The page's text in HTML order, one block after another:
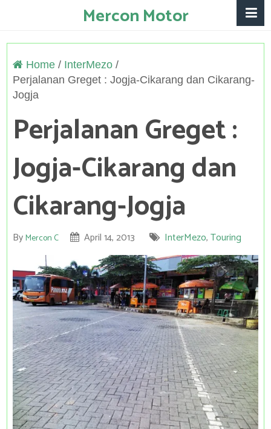
Mercon Motor
Home/ InterMezo/
Perjalanan Greget : Jogja-Cikarang dan Cikarang-
Jogja
Perjalanan Greget :
Jogja-Cikarang dan
Cikarang-Jogja
ByMercon C April 14, 2013 InterMezo,Touring